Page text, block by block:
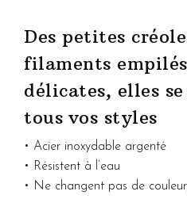
Des petites
filaments
délicates, elles
tous vos styles
• Acier inoxydable argenté
• Résistent à l’eau
• Ne changent pas de